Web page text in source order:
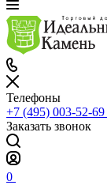
Телефоны
+7 (495) 003-52-69
Заказать звонок
0